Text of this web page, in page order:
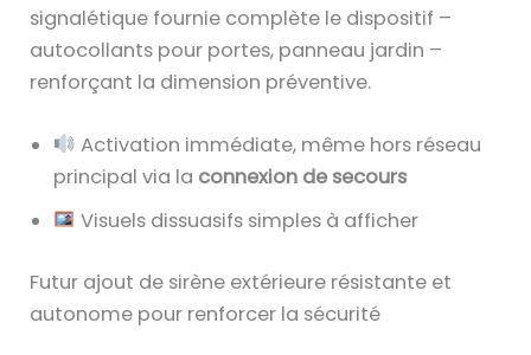
signalétique fournie complète le dispositif –
autocollants pour portes, panneau jardin –
renforçant la dimension préventive.
Activation immédiate, même hors réseau
principal via la connexion de secours
Visuels dissuasifs simples à afficher
Futur ajout de sirène extérieure résistante et
autonome pour renforcer la sécurité